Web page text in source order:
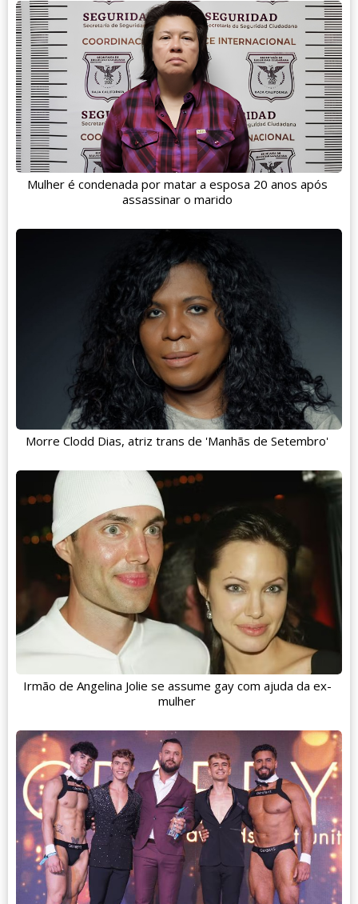
Mulher é condenada por matar a esposa 20 anos após
assassinar o marido
Morre Clodd Dias, atriz trans de 'Manhãs de Setembro'
Irmão de Angelina Jolie se assume gay com ajuda da ex-
mulher